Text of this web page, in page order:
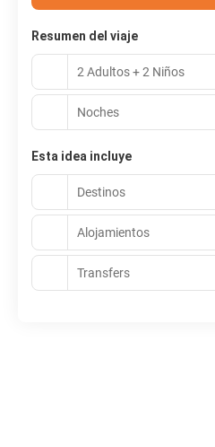
Resumen del viaje
2 Adultos + 2 Niños
Noches
Esta idea incluye
Destinos
Alojamientos
Transfers